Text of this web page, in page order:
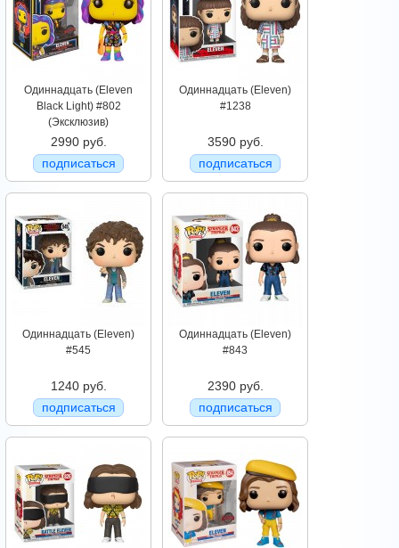
Одиннадцать (Eleven
Black Light) #802
(Эксклюзив)
2990 руб.
подписаться
Одиннадцать (Eleven)
#1238
3590 руб.
подписаться
Одиннадцать (Eleven)
#545
1240 руб.
подписаться
Одиннадцать (Eleven)
#843
2390 руб.
подписаться